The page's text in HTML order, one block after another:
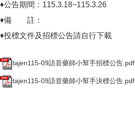
♦公告期間：115.3.18~115.3.26
♦備 註：
♦投標文件及招標公告請自行下載
tajen115-09語音藥師小幫手招標公告.pdf
tajen115-09語音藥師小幫手決標公告.pdf